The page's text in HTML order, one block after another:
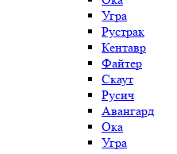
Угра
Рустрак
Кентавр
Файтер
Скаут
Русич
Авангард
Ока
Угра